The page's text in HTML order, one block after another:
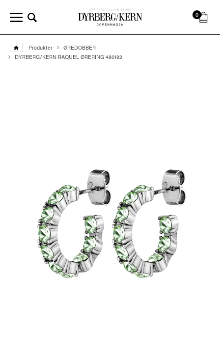
0
Produkter
ØREDOBBER
DYRBERG/KERN RAQUEL ØRERING 480182